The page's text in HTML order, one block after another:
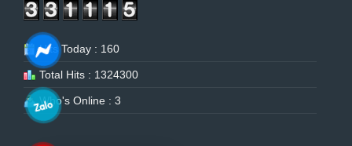
Hits Today : 160
Total Hits : 1324300
Who's Online : 3